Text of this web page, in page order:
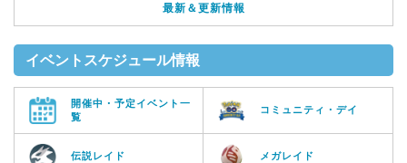
最新＆更新情報
イベントスケジュール情報
開催中・予定イベント一
覧
コミュニティ・デイ
伝説レイド メガレイド